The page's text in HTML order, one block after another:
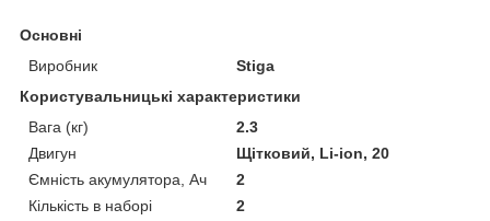
Основні
Виробник
Stiga
Користувальницькі характеристики
Вага (кг)
2.3
Двигун
Щітковий, Li-ion, 20
Ємність акумулятора, Ач
2
Кількість в наборі
2